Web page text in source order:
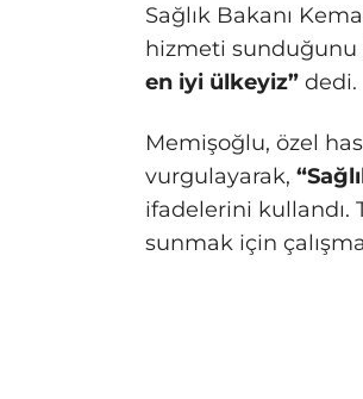
Sağlık Bakanı
hizmeti sunduğunu
en iyi ülkeyiz” dedi.
Memişoğlu, özel
vurgulayarak,
ifadelerini kullandı.
sunmak için